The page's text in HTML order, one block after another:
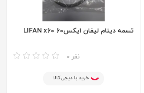
تسمه دینام لیفان ایکس60 LIFAN x60
0 نفر
خرید با دیجی‌کالا